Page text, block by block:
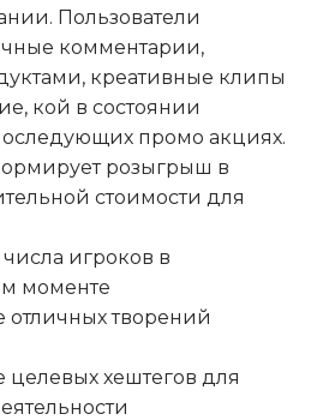
Пользователи
комментарии,
креативные клипы
кой в состоянии
промо акциях.
розыгрыш в
стоимости для
игроков в
моменте
отличных творений
хештегов для